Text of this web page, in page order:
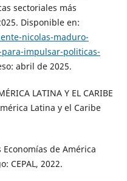
sectoriales más
Disponible en:
nicolas-maduro-
impulsar-politicas-
abril de 2025.
LATINA Y EL CARIBE
Latina y el Caribe
Economías de América
CEPAL, 2022.